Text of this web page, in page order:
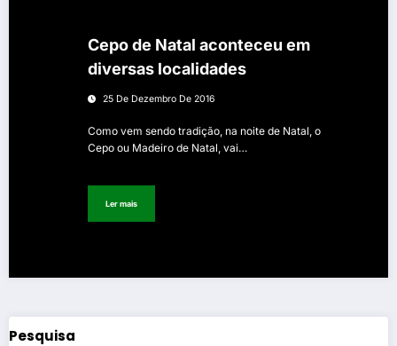
Cepo de Natal aconteceu em
diversas localidades
25 De Dezembro De 2016
Como vem sendo tradição, na noite de Natal, o
Cepo ou Madeiro de Natal, vai…
Ler mais
Pesquisa